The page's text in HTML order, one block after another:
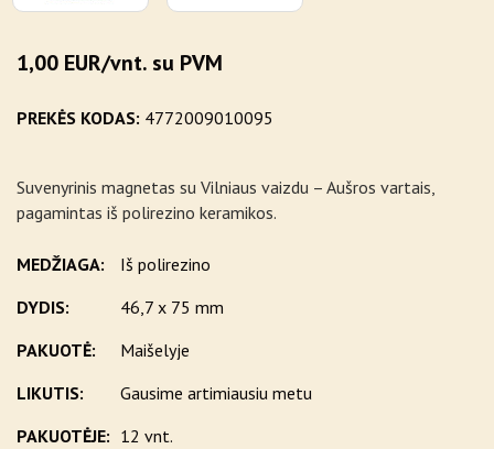
PREKĖS KODAS: 4772009010095
Suvenyrinis magnetas su Vilniaus vaizdu – Aušros vartais,
pagamintas iš polirezino keramikos.
MEDŽIAGA:
Iš polirezino
DYDIS:
46,7 x 75 mm
PAKUOTĖ:
Maišelyje
LIKUTIS:
Gausime artimiausiu metu
PAKUOTĖJE: 12 vnt.
1,00 EUR/vnt. su PVM